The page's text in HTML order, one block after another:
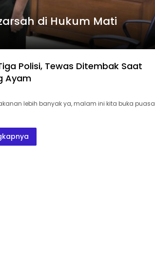
di Hukum Mati
Polisi, Tewas Ditembak Saat
Ayam
lebih banyak ya, malam ini kita buka puasa